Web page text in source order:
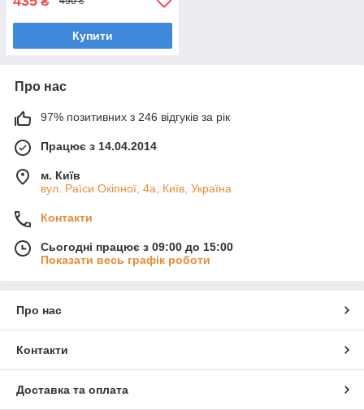
Купити
Про нас
97% позитивних з 246 відгуків за рік
Працює з 14.04.2014
м. Київ
вул. Раїси Окіпної, 4а, Київ, Україна
Контакти
Сьогодні працює з 09:00 до 15:00
Показати весь графік роботи
Про нас
Контакти
Доставка та оплата